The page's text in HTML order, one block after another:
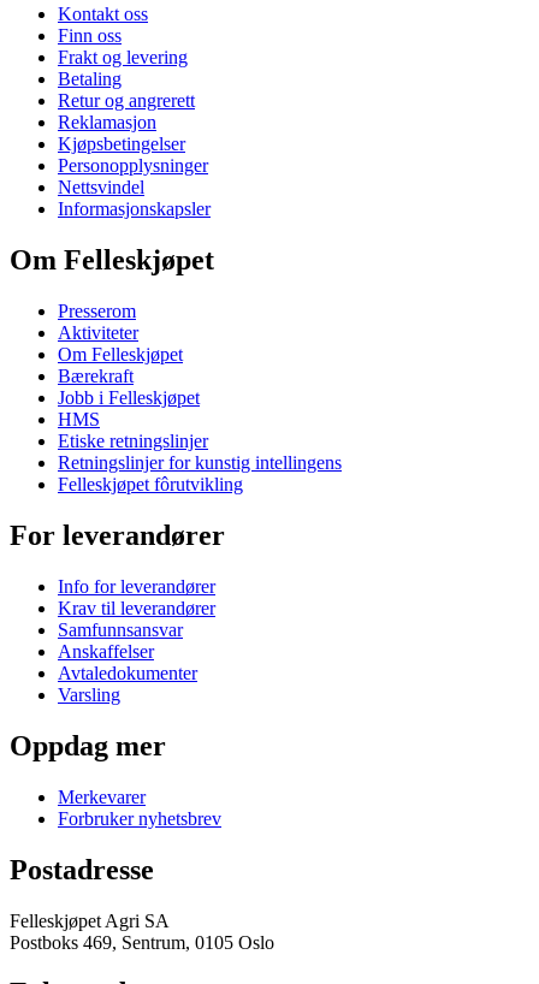
Kontakt oss
Finn oss
Frakt og levering
Betaling
Retur og angrerett
Reklamasjon
Kjøpsbetingelser
Personopplysninger
Nettsvindel
Informasjonskapsler
Om Felleskjøpet
Presserom
Aktiviteter
Om Felleskjøpet
Bærekraft
Jobb i Felleskjøpet
HMS
Etiske retningslinjer
Retningslinjer for kunstig intellingens
Felleskjøpet fôrutvikling
For leverandører
Info for leverandører
Krav til leverandører
Samfunnsansvar
Anskaffelser
Avtaledokumenter
Varsling
Oppdag mer
Merkevarer
Forbruker nyhetsbrev
Postadresse
Felleskjøpet Agri SA
Postboks 469, Sentrum, 0105 Oslo